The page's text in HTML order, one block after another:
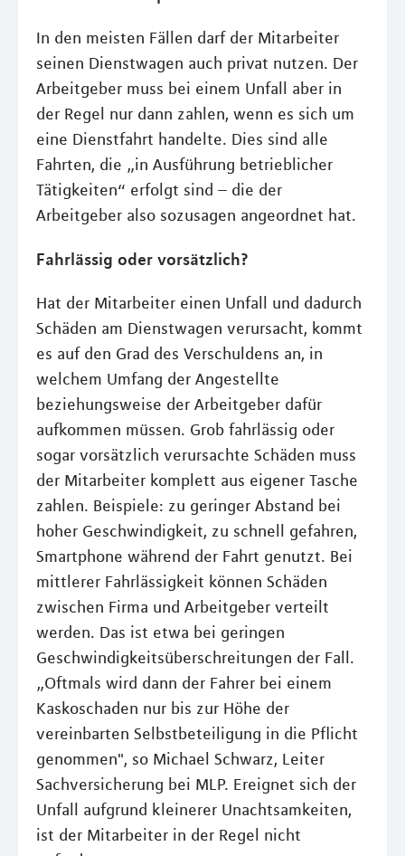
In den meisten Fällen darf der Mitarbeiter
seinen Dienstwagen auch privat nutzen. Der
Arbeitgeber muss bei einem Unfall aber in
der Regel nur dann zahlen, wenn es sich um
eine Dienstfahrt handelte. Dies sind alle
Fahrten, die „in Ausführung betrieblicher
Tätigkeiten“ erfolgt sind – die der
Arbeitgeber also sozusagen angeordnet hat.
Fahrlässig oder vorsätzlich?
Hat der Mitarbeiter einen Unfall und dadurch
Schäden am Dienstwagen verursacht, kommt
es auf den Grad des Verschuldens an, in
welchem Umfang der Angestellte
beziehungsweise der Arbeitgeber dafür
aufkommen müssen. Grob fahrlässig oder
sogar vorsätzlich verursachte Schäden muss
der Mitarbeiter komplett aus eigener Tasche
zahlen. Beispiele: zu geringer Abstand bei
hoher Geschwindigkeit, zu schnell gefahren,
Smartphone während der Fahrt genutzt. Bei
mittlerer Fahrlässigkeit können Schäden
zwischen Firma und Arbeitgeber verteilt
werden. Das ist etwa bei geringen
Geschwindigkeitsüberschreitungen der Fall.
„Oftmals wird dann der Fahrer bei einem
Kaskoschaden nur bis zur Höhe der
vereinbarten Selbstbeteiligung in die Pflicht
genommen", so Michael Schwarz, Leiter
Sachversicherung bei MLP. Ereignet sich der
Unfall aufgrund kleinerer Unachtsamkeiten,
ist der Mitarbeiter in der Regel nicht